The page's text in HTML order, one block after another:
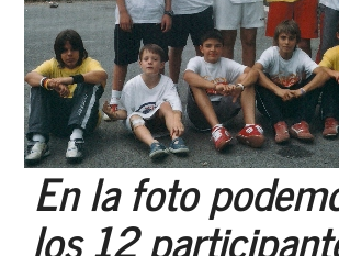
En la foto
los 12